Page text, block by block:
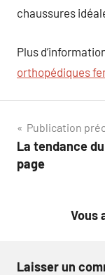
chaussures
Plus
orthopédiques
de
Publication
La tendance
page
Vous
Laisser un